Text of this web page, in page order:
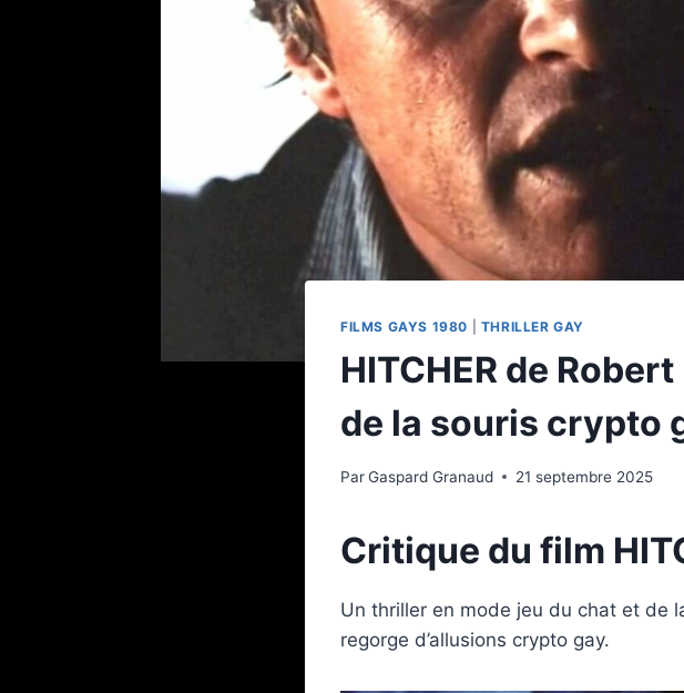
FILMS GAYS 1980 THRILLER GAY
HITCHER de
de la souris crypto
ParGaspard Granaud 21 septembre 2025
Critique du film
Un thriller en mode jeu du chat et de
regorge d’allusions crypto gay.